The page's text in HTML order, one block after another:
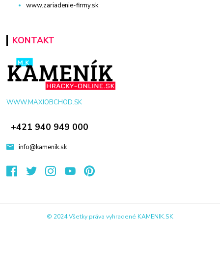
www.zariadenie-firmy.sk
KONTAKT
WWW.MAXIOBCHOD.SK
+421 940 949 000
info@kamenik.sk
© 2024 Všetky práva vyhradené KAMENIK.SK